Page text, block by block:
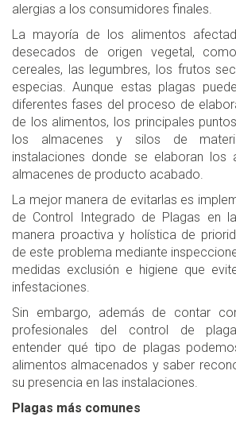
alergias a los consumidores finales.
La mayoría de los alimentos
desecados de origen vegetal,
cereales, las legumbres, los frutos
especias. Aunque estas plagas
diferentes fases del proceso de
de los alimentos, los principales
los almacenes y silos de
instalaciones donde se elaboran los
almacenes de producto acabado.
La mejor manera de evitarlas es
de Control Integrado de Plagas en
manera proactiva y holística de
de este problema mediante
medidas exclusión e higiene que
infestaciones.
Sin embargo, además de contar
profesionales del control de
entender qué tipo de plagas
alimentos almacenados y saber
su presencia en las instalaciones.
Plagas más comunes